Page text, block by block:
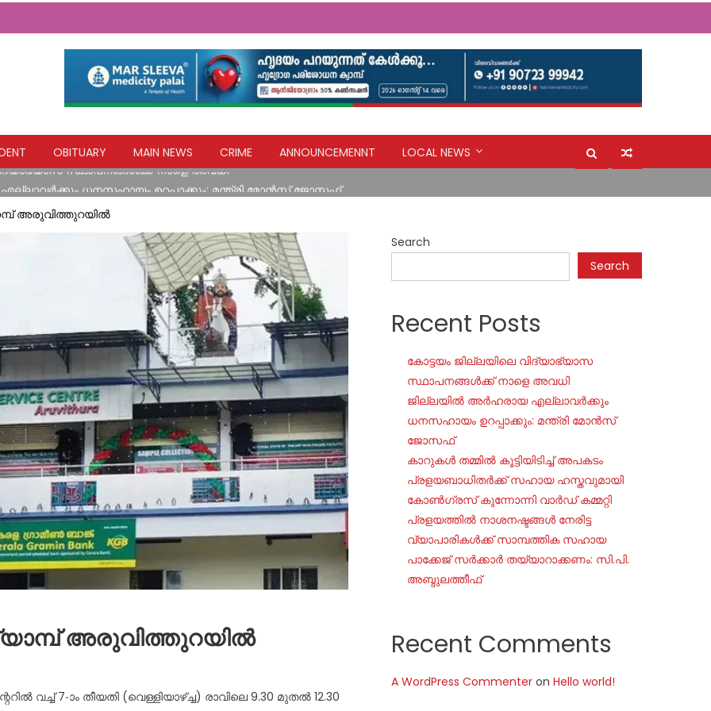
OBITUARY MAIN NEWS CRIME ANNOUNCEMENNT
LOCAL NEWS
ധനസഹായം ഉറപ്പാക്കും: മന്ത്രി മോന്‍സ് ജോസഫ്
ഹസ്തവുമായി കോൺഗ്രസ് കുന്നോന്നി വാർഡ് കമ്മറ്റി
നേരിട്ട വ്യാപാരികൾക്ക് സാമ്പത്തിക സഹായ പാക്കേജ് സർക്കാർ തയ്യാറാക്കണം: സി.പി. അബ്ദുലത്തീഫ്
സ്ഥാപനങ്ങൾക്ക് നാളെ അവധി
അരുവിത്തുറയിൽ
അരുവിത്തുറയിൽ
വച്ച് 7-ാം തീയതി (വെള്ളിയാഴ്ച്ച) രാവിലെ 9.30 മുതൽ 12.30
Search
Search
Recent Posts
കോട്ടയം ജില്ലയിലെ വിദ്യാഭ്യാസ
സ്ഥാപനങ്ങൾക്ക് നാളെ അവധി
ജില്ലയില്‍ അര്‍ഹരായ എല്ലാവര്‍ക്കും
ധനസഹായം ഉറപ്പാക്കും: മന്ത്രി മോന്‍സ്
ജോസഫ്
കാറുകൾ തമ്മിൽ കൂട്ടിയിടിച്ച് അപകടം
പ്രളയബാധിതർക്ക് സഹായ ഹസ്തവുമായി
കോൺഗ്രസ് കുന്നോന്നി വാർഡ് കമ്മറ്റി
പ്രളയത്തിൽ നാശനഷ്ടങ്ങൾ നേരിട്ട
വ്യാപാരികൾക്ക് സാമ്പത്തിക സഹായ
പാക്കേജ് സർക്കാർ തയ്യാറാക്കണം: സി.പി.
അബ്ദുലത്തീഫ്
Recent Comments
A WordPress Commenter onHello world!